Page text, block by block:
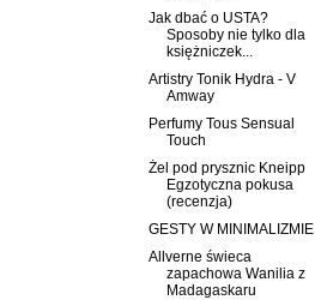
Jak dbać o USTA?
Sposoby nie tylko dla
księżniczek...
Artistry Tonik Hydra - V
Amway
Perfumy Tous Sensual
Touch
Żel pod prysznic Kneipp
Egzotyczna pokusa
(recenzja)
GESTY W MINIMALIZMIE
Allverne świeca
zapachowa Wanilia z
Madagaskaru